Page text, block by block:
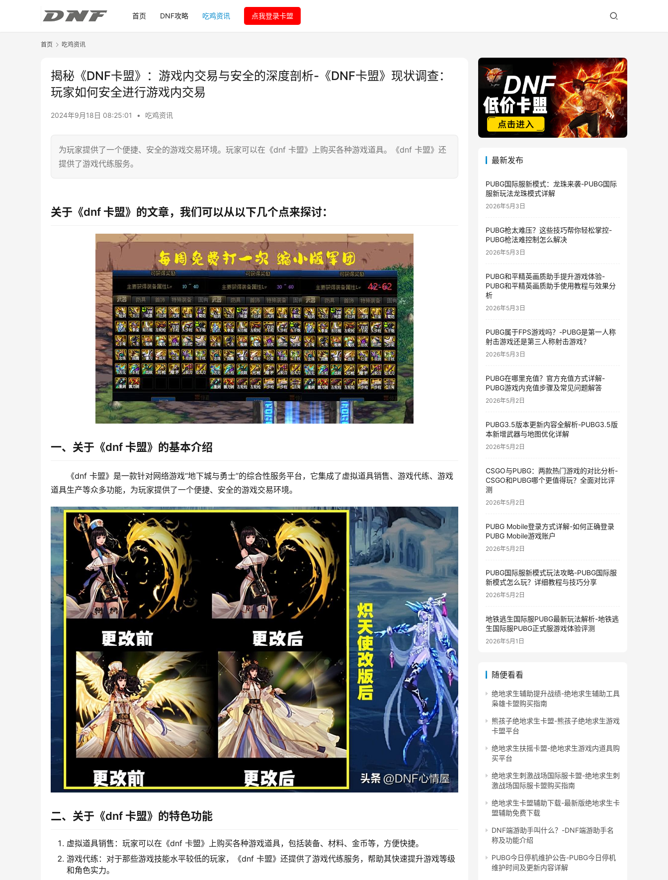
首页 DNF攻略 吃鸡资讯 点我登录卡盟
首页 吃鸡资讯
揭秘《DNF卡盟》：游戏内交易与安全的深度剖析-《DNF卡盟》现状调查：
玩家如何安全进行游戏内交易
2024年9月18日 08:25:01 • 吃鸡资讯
为玩家提供了一个便捷、安全的游戏交易环境。玩家可以在《dnf 卡盟》上购买各种游戏道具。《dnf 卡盟》还
提供了游戏代练服务。
关于《dnf 卡盟》的文章，我们可以从以下几个点来探讨：
一、关于《dnf 卡盟》的基本介绍
《dnf 卡盟》是一款针对网络游戏“地下城与勇士”的综合性服务平台，它集成了虚拟道具销售、游戏代练、游戏
道具生产等众多功能，为玩家提供了一个便捷、安全的游戏交易环境。
二、关于《dnf 卡盟》的特色功能
虚拟道具销售：玩家可以在《dnf 卡盟》上购买各种游戏道具，包括装备、材料、金币等，方便快捷。
游戏代练：对于那些游戏技能水平较低的玩家，《dnf 卡盟》还提供了游戏代练服务，帮助其快速提升游戏等级
和角色实力。
最新发布
PUBG国际服新模式：龙珠来袭-PUBG国际
服新玩法龙珠模式详解
2026年5月3日
PUBG枪太难压？这些技巧帮你轻松掌控-
PUBG枪法难控制怎么解决
2026年5月3日
PUBG和平精英画质助手提升游戏体验-
PUBG和平精英画质助手使用教程与效果分
析
2026年5月3日
PUBG属于FPS游戏吗？-PUBG是第一人称
射击游戏还是第三人称射击游戏？
2026年5月3日
PUBG在哪里充值？官方充值方式详解-
PUBG游戏内充值步骤及常见问题解答
2026年5月2日
PUBG3.5版本更新内容全解析-PUBG3.5版
本新增武器与地图优化详解
2026年5月2日
CSGO与PUBG：两款热门游戏的对比分析-
CSGO和PUBG哪个更值得玩？全面对比评
测
2026年5月2日
PUBG Mobile登录方式详解-如何正确登录
PUBG Mobile游戏账户
2026年5月2日
PUBG国际服新模式玩法攻略-PUBG国际服
新模式怎么玩？详细教程与技巧分享
2026年5月2日
地铁逃生国际服PUBG最新玩法解析-地铁逃
生国际服PUBG正式服游戏体验评测
2026年5月1日
随便看看
绝地求生辅助提升战绩-绝地求生辅助工具
枭雄卡盟购买指南
熊孩子绝地求生卡盟-熊孩子绝地求生游戏
卡盟平台
绝地求生扶摇卡盟-绝地求生游戏内道具购
买平台
绝地求生刺激战场国际服卡盟-绝地求生刺
激战场国际服卡盟购买指南
绝地求生卡盟辅助下载-最新版绝地求生卡
盟辅助免费下载
DNF端游助手叫什么？-DNF端游助手名
称及功能介绍
PUBG今日停机维护公告-PUBG今日停机
维护时间及更新内容详解